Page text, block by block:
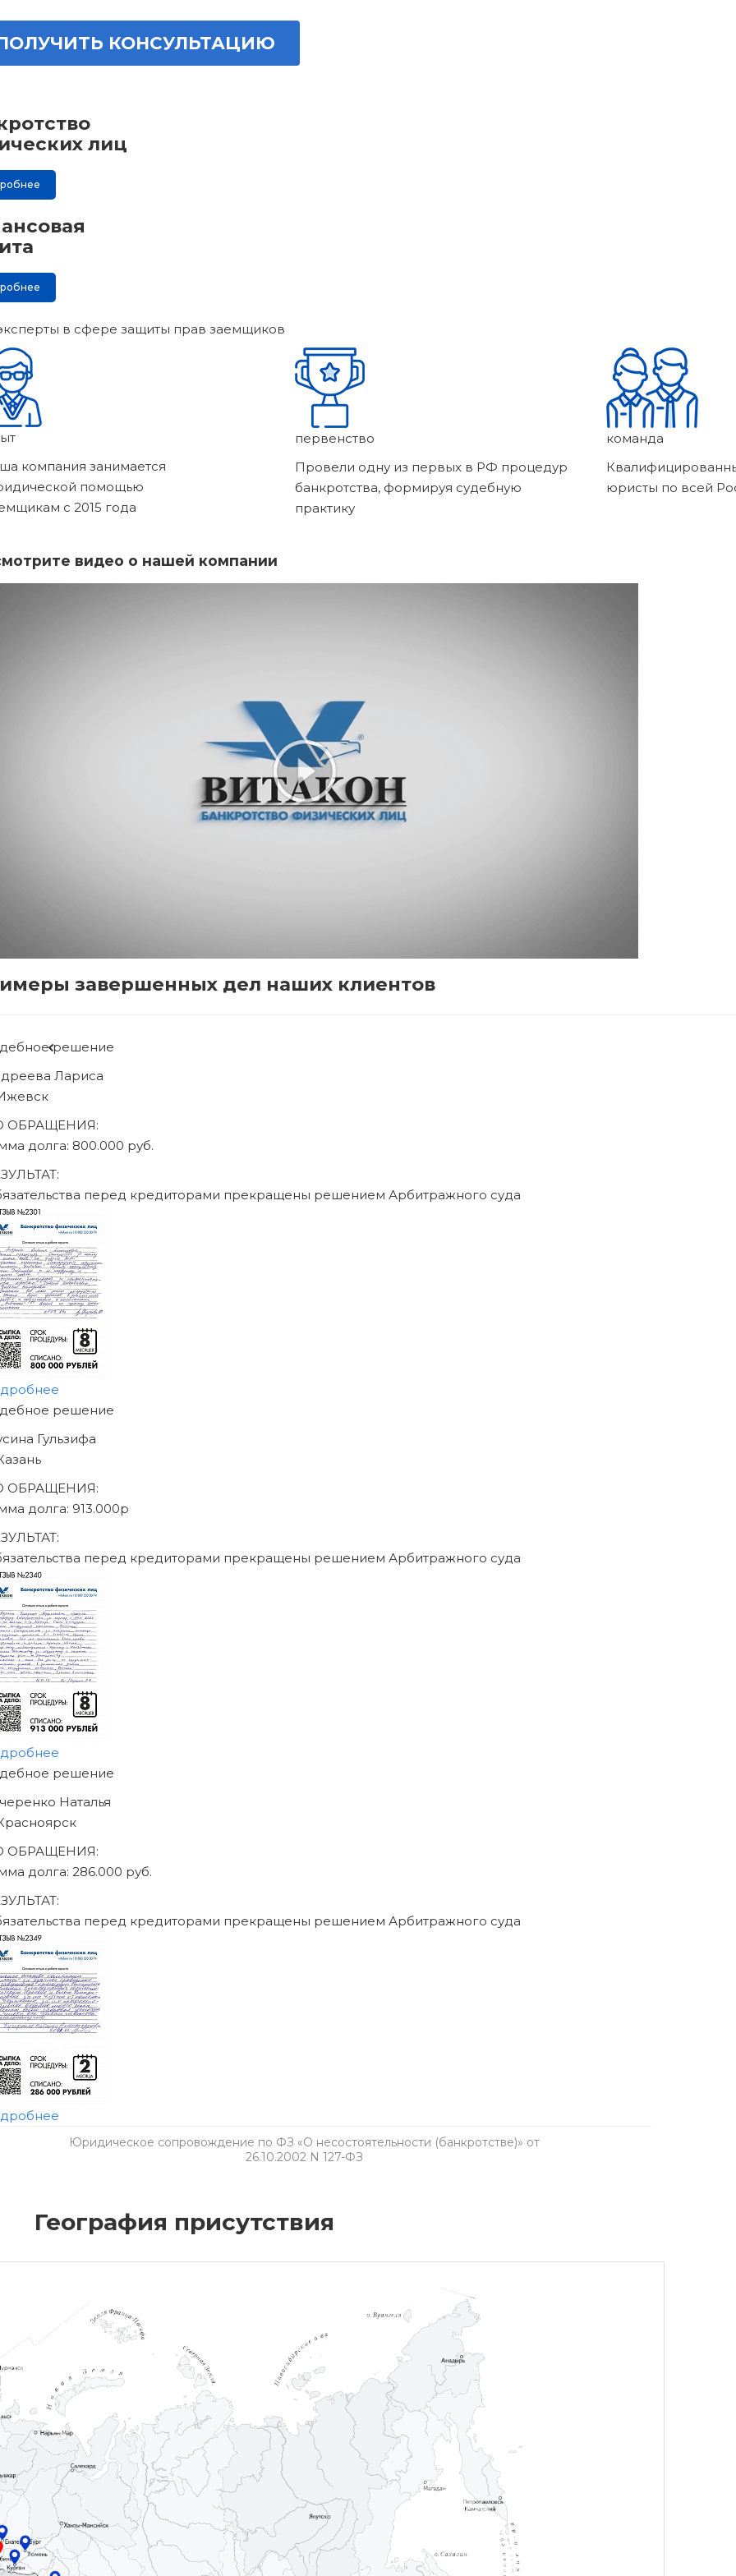
КОНСУЛЬТАЦИЮ
лиц
в сфере защиты прав заемщиков
компания занимается
помощью
с 2015 года
первенство
Провели одну из первых в РФ процедур
банкротства, формируя судебную
практику
команда
юристы по всей
видео о нашей компании
завершенных дел наших клиентов
решение
Людмила
ОБРАЩЕНИЯ:
долга: 470.000 руб.
перед кредиторами прекращены решением Арбитражного суда
ИЗБАВЛЯТЬСЯ
ДОЛГОВ
СЕГОДНЯ!
на консультацию
Юридическое сопровождение по ФЗ «О несостоятельности (банкротстве)» от
26.10.2002 N 127-ФЗ
География присутствия